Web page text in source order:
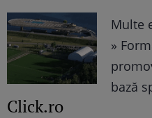
Multe
»
bază
Click.ro